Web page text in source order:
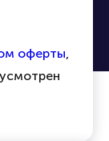
оферты